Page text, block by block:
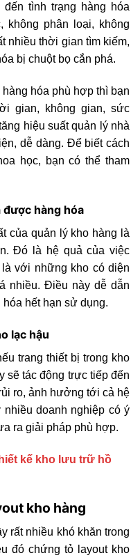
tình trạng hàng hóa
không phân loại, không
nhiều thời gian tìm kiếm,
bị chuột bọ cắn phá.
hóa phù hợp thì bạn
gian, không gian, sức
hiệu suất quản lý nhà
dễ dàng. Để biết cách
học, bạn có thể tham
hàng hóa
của quản lý kho hàng là
Đó là hệ quả của việc
với những kho có diện
nhiều. Điều này dễ dẫn
hết hạn sử dụng.
lạc hậu
trang thiết bị trong kho
sẽ tác động trực tiếp đến
ro, ảnh hưởng tới cả hệ
doanh nghiệp có ý
ra giải pháp phù hợp.
kế kho lưu trữ hồ
kho hàng
rất nhiều khó khăn trong
đó chứng tỏ layout kho